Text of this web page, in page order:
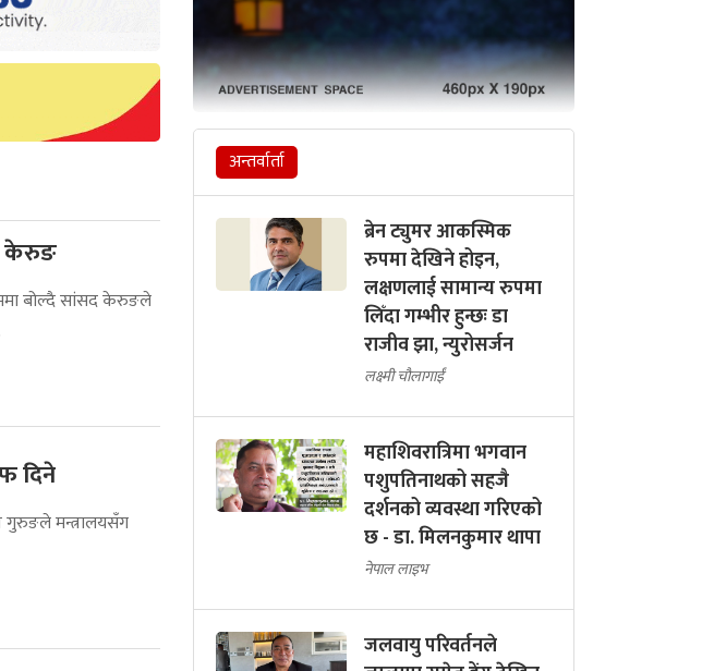
केरुङ
बोल्दै सांसद केरुङले
दिने
गुरुङले मन्त्रालयसँग
अन्तर्वार्ता
ब्रेन ट्युमर आकस्मिक
रुपमा देखिने होइन,
लक्षणलाई सामान्य रुपमा
लिँदा गम्भीर हुन्छः डा
राजीव झा, न्युरोसर्जन
लक्ष्मी चौलागाईं
महाशिवरात्रिमा भगवान
पशुपतिनाथको सहजै
दर्शनको व्यवस्था गरिएको
छ - डा. मिलनकुमार थापा
नेपाल लाइभ
जलवायु परिवर्तनले